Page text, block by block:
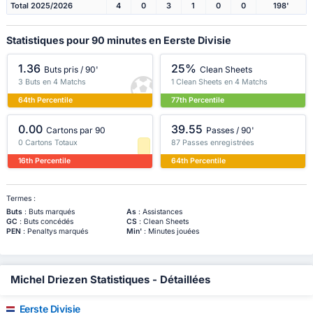
Total 2025/2026 4 0 3 1 0 0 198'
Statistiques pour 90 minutes en Eerste Divisie
1.36 Buts pris / 90'
3 Buts en 4 Matchs
64th Percentile
25% Clean Sheets
1 Clean Sheets en 4 Matchs
77th Percentile
0.00 Cartons par 90
0 Cartons Totaux
16th Percentile
39.55 Passes / 90'
87 Passes enregistrées
64th Percentile
Termes :
Buts: Buts marqués As: Assistances
GC : Buts concédés CS: Clean Sheets
PEN: Penaltys marqués Min': Minutes jouées
Michel Driezen Statistiques - Détaillées
Eerste Divisie